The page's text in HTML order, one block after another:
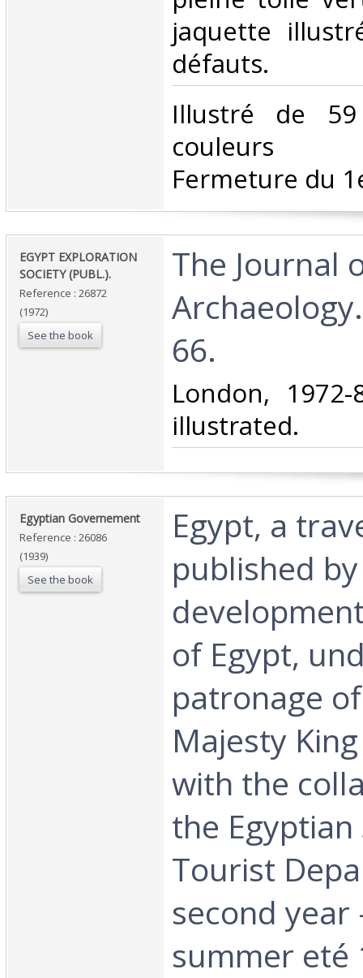
jaquette
défauts. ‎
‎Illustré de
couleurs
Fermeture du
‎EGYPT EXPLORATION
SOCIETY (PUBL.).‎
Reference : 26872
(1972)
See the book
‎The Journal
66.‎
‎London,
illustrated.‎
‎Egyptian Governement‎
Reference : 26086
(1939)
See the book
‎Egypt, a
published
of Egypt,
patronage
Majesty
with the
the Egyptian
Tourist
second year
summer eté